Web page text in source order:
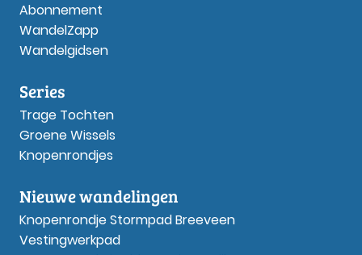
Abonnement
WandelZapp
Wandelgidsen
Series
Trage Tochten
Groene Wissels
Knopenrondjes
Nieuwe wandelingen
Knopenrondje Stormpad Breeveen
Vestingwerkpad